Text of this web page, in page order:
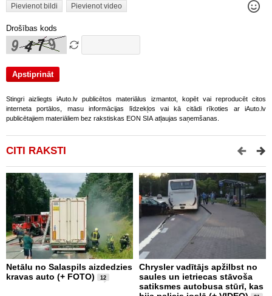
Pievienot bildi Pievienot video
Drošības kods
Stingri aizliegts iAuto.lv publicētos materiālus izmantot, kopēt vai reproducēt citos
interneta portālos, masu informācijas līdzekļos vai kā citādi rīkoties ar iAuto.lv
publicētajiem materiāliem bez rakstiskas EON SIA atļaujas saņemšanas.
CITI RAKSTI
Netālu no Salaspils aizdedzies
kravas auto (+ FOTO)
12
Chrysler vadītājs apžilbst no
saules un ietriecas stāvoša
satiksmes autobusa stūrī, kas